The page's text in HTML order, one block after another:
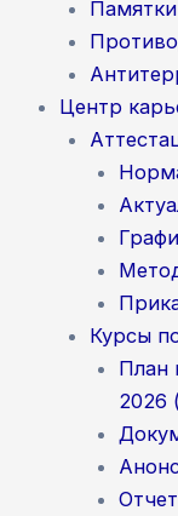
Центр
Курсы
План
2026